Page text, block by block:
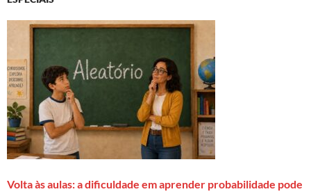
Volta às aulas: a dificuldade em aprender probabilidade pode